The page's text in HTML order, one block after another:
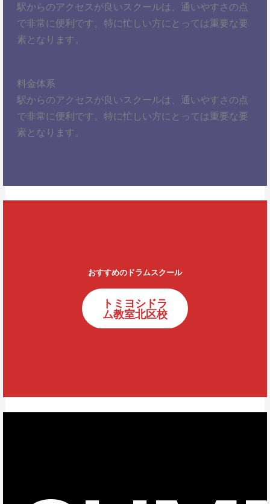
駅からのアクセスが良いスクールは、通いやすさの点
で非常に便利です。特に忙しい方にとっては重要な要
素となります。
料金体系
駅からのアクセスが良いスクールは、通いやすさの点
で非常に便利です。特に忙しい方にとっては重要な要
素となります。
おすすめのドラムスクール
トミヨシドラ
ム教室北区校